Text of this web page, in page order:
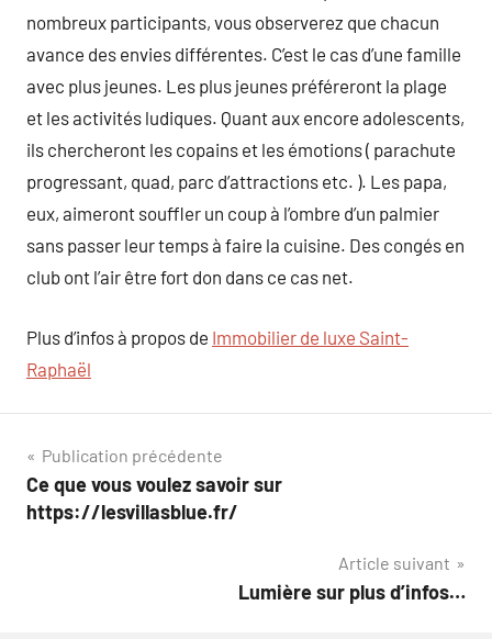
nombreux participants, vous observerez que chacun
avance des envies différentes. C’est le cas d’une famille
avec plus jeunes. Les plus jeunes préféreront la plage
et les activités ludiques. Quant aux encore adolescents,
ils chercheront les copains et les émotions ( parachute
progressant, quad, parc d’attractions etc. ). Les papa,
eux, aimeront souffler un coup à l’ombre d’un palmier
sans passer leur temps à faire la cuisine. Des congés en
club ont l’air être fort don dans ce cas net.
Plus d’infos à propos de Immobilier de luxe Saint-
Raphaël
Navigation
de
Publication précédente
Ce que vous voulez savoir sur
https://lesvillasblue.fr/
Article suivant
Lumière sur plus d’infos…